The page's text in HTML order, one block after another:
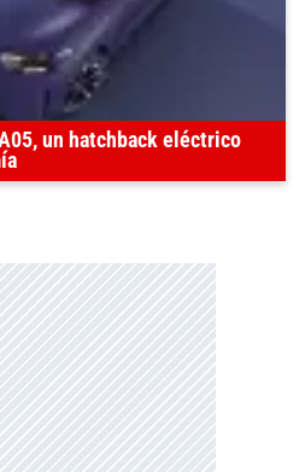
un hatchback eléctrico